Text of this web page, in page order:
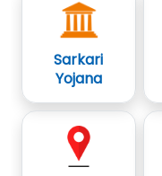
Sarkari
Yojana